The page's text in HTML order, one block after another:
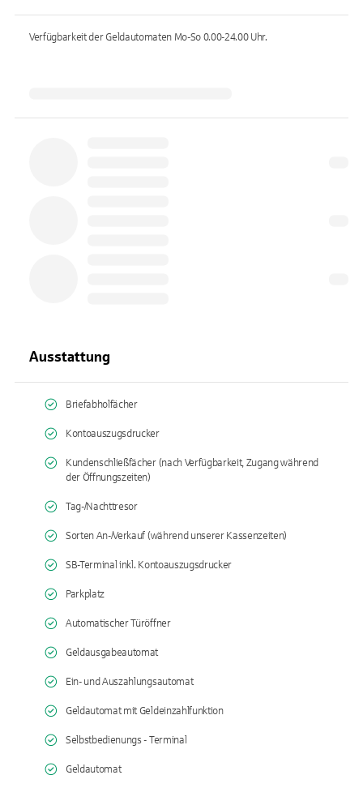
Verfügbarkeit der Geldautomaten Mo-So 0.00-24.00Uhr.
Ausstattung
Briefabholfächer
Kontoauszugsdrucker
Kundenschließfächer (nach Verfügbarkeit, Zugang während
der Öffnungszeiten)
Tag-/Nachttresor
Sorten An-/Verkauf (während unserer Kassenzeiten)
SB-Terminal inkl. Kontoauszugsdrucker
Parkplatz
Automatischer Türöffner
Geldausgabeautomat
Ein- und Auszahlungsautomat
Geldautomat mit Geldeinzahlfunktion
Selbstbedienungs - Terminal
Geldautomat